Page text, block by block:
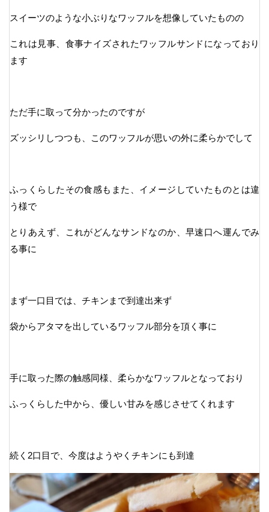
スイーツのような小ぶりなワッフルを想像していたものの
これは見事、食事ナイズされたワッフルサンドになっており
ます
ただ手に取って分かったのですが
ズッシリしつつも、このワッフルが思いの外に柔らかでして
ふっくらしたその食感もまた、イメージしていたものとは違
う様で
とりあえず、これがどんなサンドなのか、早速口へ運んでみ
る事に
まず一口目では、チキンまで到達出来ず
袋からアタマを出しているワッフル部分を頂く事に
手に取った際の触感同様、柔らかなワッフルとなっており
ふっくらした中から、優しい甘みを感じさせてくれます
続く2口目で、今度はようやくチキンにも到達